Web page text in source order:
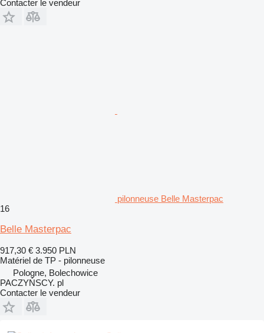
Contacter le vendeur
pilonneuse Belle Masterpac
16
Belle Masterpac
917,30 € 3.950 PLN
Matériel de TP - pilonneuse
Pologne, Bolechowice
PACZYŃSCY. pl
Contacter le vendeur